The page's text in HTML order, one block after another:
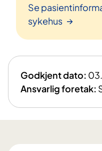
Se
sykehus
Godkjent dato:
Ansvarlig foretak: